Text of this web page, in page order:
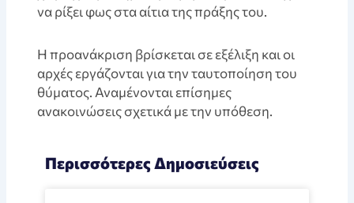
να ρίξει φως στα αίτια της πράξης του.
Η προανάκριση βρίσκεται σε εξέλιξη και οι
αρχές εργάζονται για την ταυτοποίηση του
θύματος. Αναμένονται επίσημες
ανακοινώσεις σχετικά με την υπόθεση.
Περισσότερες Δημοσιεύσεις